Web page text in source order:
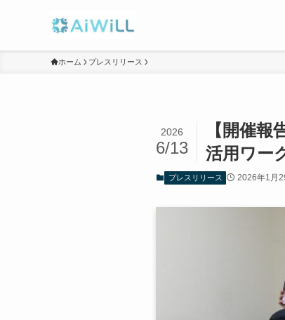
ホーム プレスリリース
【開催
活用ワー
2026
6/13
プレスリリース 2026年1月